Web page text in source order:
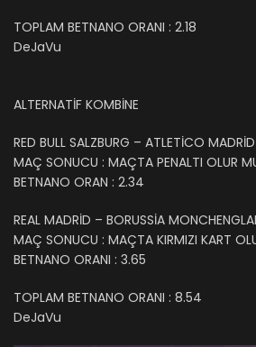
TOPLAM BETNANO ORANI : 2.18
DeJaVu
ALTERNATİF KOMBİNE
RED BULL SALZBURG – ATLETİCO
MAÇ SONUCU : MAÇTA PENALTI OLUR
BETNANO ORAN : 2.34
REAL MADRİD – BORUSSİA
MAÇ SONUCU : MAÇTA KIRMIZI KART
BETNANO ORANI : 3.65
TOPLAM BETNANO ORANI : 8.54
DeJaVu